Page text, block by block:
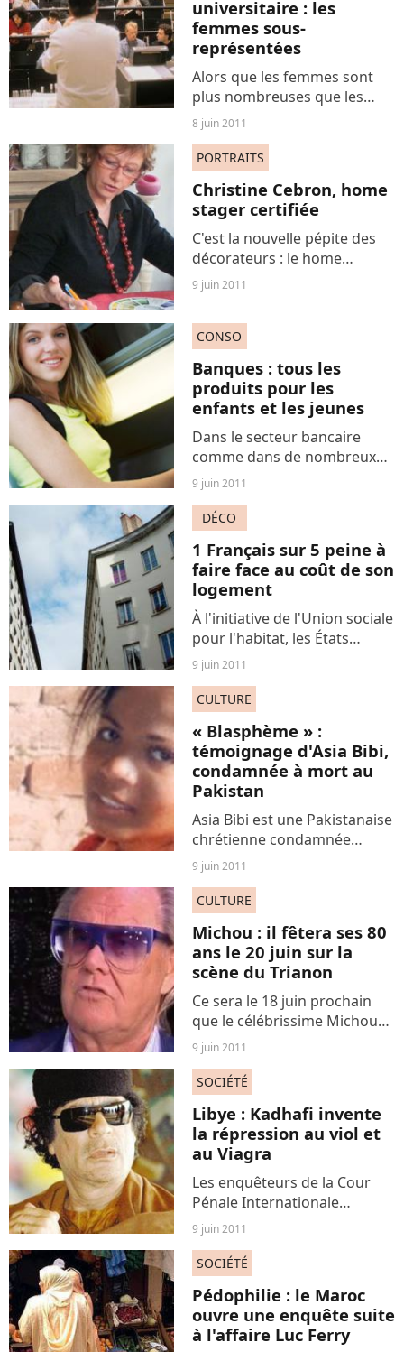
universitaire : les
femmes sous-
représentées
Alors que les femmes sont
plus nombreuses que les
hommes à poursuivre des
études supérieures, Vincent
Berger, président de
l’université Paris-Diderot,
constate, dans une tribune
parue...
8 juin 2011
PORTRAITS
Christine Cebron, home
stager certifiée
C'est la nouvelle pépite des
décorateurs : le home
staging, ou l'art de mettre en
scène son bien pour le
France depuis qu'il a été
médiatisé par la célèbre...
9 juin 2011
CONSO
Banques : tous les
produits pour les
enfants et les jeunes
Dans le secteur bancaire
comme dans de nombreux
autres, les jeunes
représentent un vivier de
clients. Logiquement, les
établissements financiers ont
à cœur de les séduire le plus
tôt...
9 juin 2011
DÉCO
1 Français sur 5 peine à
faire face au coût de son
logement
À l'initiative de l'Union sociale
pour l'habitat, les États
généraux du logement se
réunissent aujourd'hui au
Théâtre du Rond-Point. Tous
les acteurs de la filière
espèrent faire du...
9 juin 2011
CULTURE
« Blasphème » :
témoignage d'Asia Bibi,
condamnée à mort au
Pakistan
Asia Bibi est une Pakistanaise
chrétienne condamnée
depuis novembre 2010 à la
peine de mort par pendaison
pour avoir bu de l'eau dans
un puits musulman en
refusant de se convertir...
9 juin 2011
CULTURE
Michou : il fêtera ses 80
ans le 20 juin sur la
scène du Trianon
Ce sera le 18 juin prochain
que le célébrissime Michou
fêtera ses 80 printemps. Ce
petit homme venu de
Picardie de son vrai nom
Michel Georges Alfred Catty
est monté à Paris pour
briller...
9 juin 2011
SOCIÉTÉ
Libye : Kadhafi invente
la répression au viol et
au Viagra
Les enquêteurs de la Cour
Pénale Internationale
affirment détenir des
preuves que Mouammar
Kadhafi a autorisé et
encouragé les viols
d’opposants en Libye. Des
commandes massives de...
9 juin 2011
SOCIÉTÉ
Pédophilie : le Maroc
ouvre une enquête suite
à l'affaire Luc Ferry